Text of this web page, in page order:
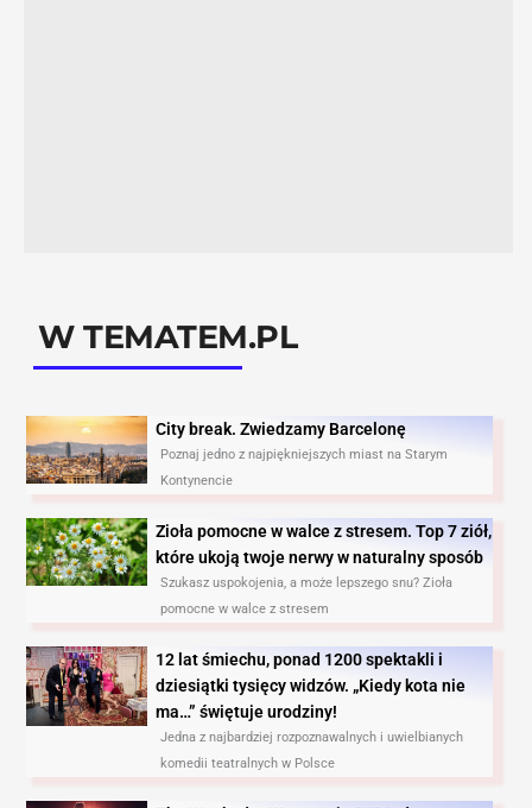
W TEMATEM.PL
City break. Zwiedzamy Barcelonę​
Poznaj jedno z najpiękniejszych miast na Starym
Kontynencie
Zioła pomocne w walce z stresem. Top 7 ziół,
które ukoją twoje nerwy w naturalny sposób
Szukasz uspokojenia, a może lepszego snu? Zioła
pomocne w walce z stresem
12 lat śmiechu, ponad 1200 spektakli i
dziesiątki tysięcy widzów. „Kiedy kota nie
ma…” świętuje urodziny!
Jedna z najbardziej rozpoznawalnych i uwielbianych
komedii teatralnych w Polsce